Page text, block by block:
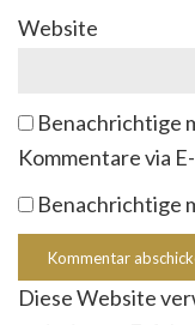
Website
Benachrichtige
Kommentare via
Benachrichtige
Diese Website